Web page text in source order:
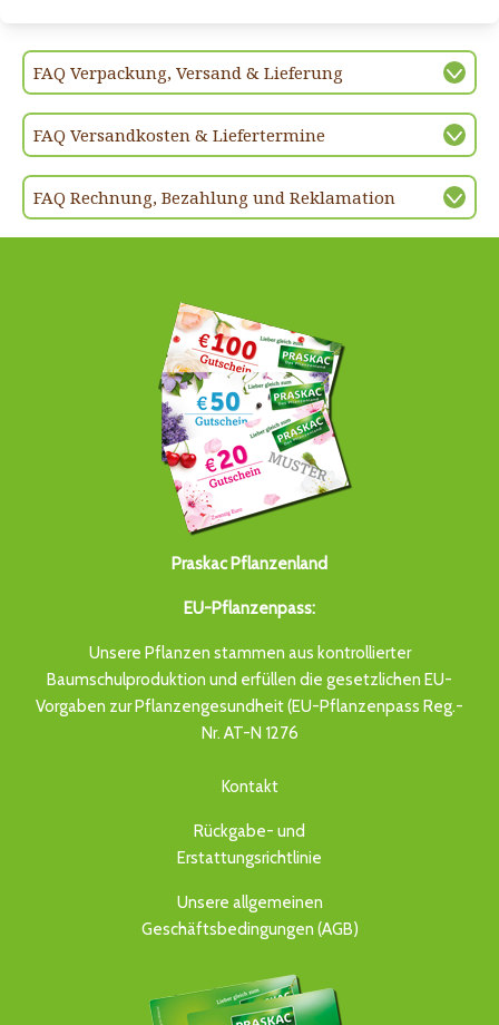
FAQ Verpackung, Versand & Lieferung
FAQ Versandkosten & Liefertermine
FAQ Rechnung, Bezahlung und Reklamation
Praskac Pflanzenland
EU-Pflanzenpass:
Unsere Pflanzen stammen aus kontrollierter
Baumschulproduktion und erfüllen die gesetzlichen EU-
Vorgaben zur Pflanzengesundheit (EU-Pflanzenpass Reg.-
Nr. AT-N 1276
Kontakt
Rückgabe- und
Erstattungsrichtlinie
Unsere allgemeinen
Geschäftsbedingungen (AGB)